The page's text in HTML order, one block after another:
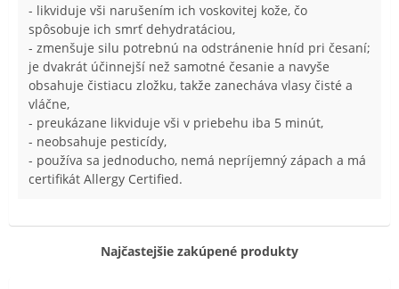
- likviduje vši narušením ich voskovitej kože, čo
spôsobuje ich smrť dehydratáciou,
- zmenšuje silu potrebnú na odstránenie hníd pri česaní;
je dvakrát účinnejší než samotné česanie a navyše
obsahuje čistiacu zložku, takže zanecháva vlasy čisté a
vláčne,
- preukázane likviduje vši v priebehu iba 5 minút,
- neobsahuje pesticídy,
- používa sa jednoducho, nemá nepríjemný zápach a má
certifikát Allergy Certified.
Najčastejšie zakúpené produkty